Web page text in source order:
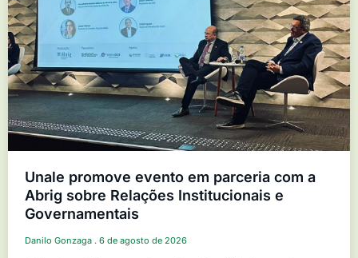
Unale promove evento em parceria com a
Abrig sobre Relações Institucionais e
Governamentais
Danilo Gonzaga 6 de agosto de 2026